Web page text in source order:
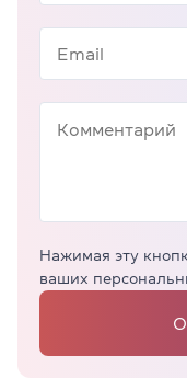
Нажимая эту
ваших